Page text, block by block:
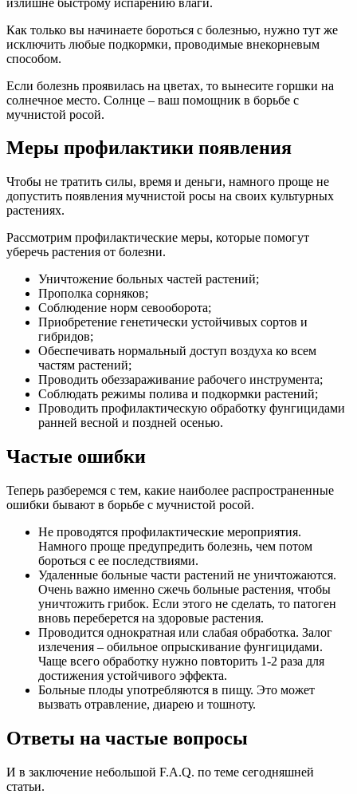
Как только вы начинаете бороться с болезнью, нужно тут же
исключить любые подкормки, проводимые внекорневым
способом.
Если болезнь проявилась на цветах, то вынесите горшки на
солнечное место. Солнце – ваш помощник в борьбе с
мучнистой росой.
Меры профилактики появления
Чтобы не тратить силы, время и деньги, намного проще не
допустить появления мучнистой росы на своих культурных
растениях.
Рассмотрим профилактические меры, которые помогут
уберечь растения от болезни.
Уничтожение больных частей растений;
Прополка сорняков;
Соблюдение норм севооборота;
Приобретение генетически устойчивых сортов и
гибридов;
Обеспечивать нормальный доступ воздуха ко всем
частям растений;
Проводить обеззараживание рабочего инструмента;
Соблюдать режимы полива и подкормки растений;
Проводить профилактическую обработку фунгицидами
ранней весной и поздней осенью.
Частые ошибки
Теперь разберемся с тем, какие наиболее распространенные
ошибки бывают в борьбе с мучнистой росой.
Не проводятся профилактические мероприятия.
Намного проще предупредить болезнь, чем потом
бороться с ее последствиями.
Удаленные больные части растений не уничтожаются.
Очень важно именно сжечь больные растения, чтобы
уничтожить грибок. Если этого не сделать, то патоген
вновь переберется на здоровые растения.
Проводится однократная или слабая обработка. Залог
излечения – обильное опрыскивание фунгицидами.
Чаще всего обработку нужно повторить 1-2 раза для
достижения устойчивого эффекта.
Больные плоды употребляются в пищу. Это может
вызвать отравление, диарею и тошноту.
Ответы на частые вопросы
И в заключение небольшой F.A.Q. по теме сегодняшней
статьи.